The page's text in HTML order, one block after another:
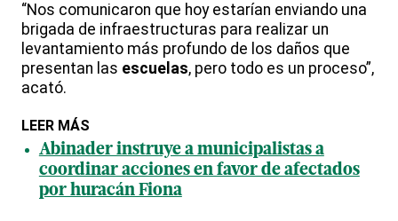
“Nos comunicaron que hoy estarían enviando una
brigada de infraestructuras para realizar un
levantamiento más profundo de los daños que
presentan las escuelas, pero todo es un proceso”,
acató.
LEER MÁS
Abinader instruye a municipalistas a
coordinar acciones en favor de afectados
por huracán Fiona